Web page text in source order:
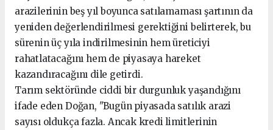
arazilerinin beş yıl boyunca satılamaması şartının da
yeniden değerlendirilmesi gerektiğini belirterek, bu
sürenin üç yıla indirilmesinin hem üreticiyi
rahatlatacağını hem de piyasaya hareket
kazandıracağını dile getirdi.
Tarım sektöründe ciddi bir durgunluk yaşandığını
ifade eden Doğan, "Bugün piyasada satılık arazi
sayısı oldukça fazla. Ancak kredi limitlerinin